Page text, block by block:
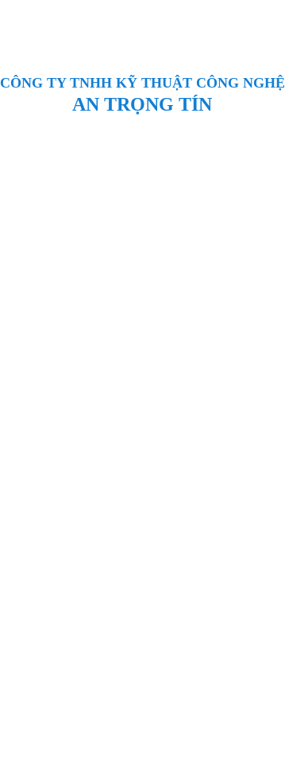
CÔNG TY TNHH KỸ THUẬT CÔNG NGHỆ
AN TRỌNG TÍN